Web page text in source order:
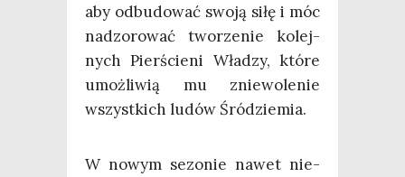
aby odbu­do­wać swo­ją siłę i móc
nad­zo­ro­wać two­rze­nie kolej­
nych Pier­ście­ni Wła­dzy, któ­re
umoż­li­wią mu znie­wo­le­nie
wszyst­kich ludów Śródziemia.
W nowym sezo­nie nawet nie­